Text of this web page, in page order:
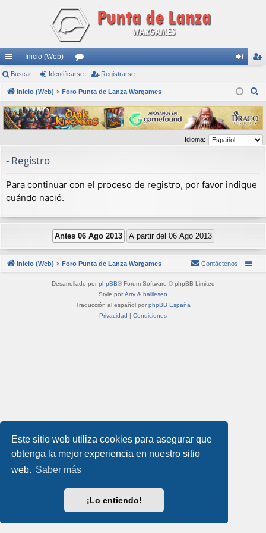
Este sitio web utiliza cookies para asegurar que
obtenga la mejor experiencia en nuestro sitio
web. Saber más
¡Lo entiendo!
nl
ac
es
rá
pi
do
s
Inicio (Web)
or
os nti
fic
ar
se
ist
ra
rs
e
Buscar Identificarse Registrarse
Inicio (Web) Foro Punta de Lanza Wargames
s
c
a
Idioma:
- Registro
Para continuar con el proceso de registro, por favor indique
cuándo nació.
Inicio (Web) Foro Punta de Lanza Wargames Contáctenos
Desarrollado por phpBB® Forum Software © phpBB Limited
Style por Arty & halilesen
Traducción al español por phpBB España
Privacidad | Condiciones